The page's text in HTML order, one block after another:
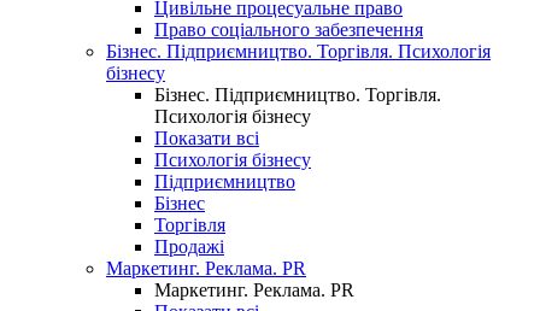
Цивільне процесуальне право
Право соціального забезпечення
Бізнес. Підприємництво. Торгівля. Психологія
бізнесу
Бізнес. Підприємництво. Торгівля.
Психологія бізнесу
Показати всі
Психологія бізнесу
Підприємництво
Бізнес
Торгівля
Продажі
Маркетинг. Реклама. PR
Маркетинг. Реклама. PR